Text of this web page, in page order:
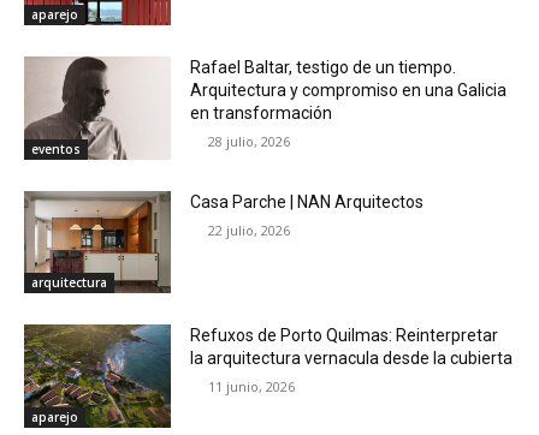
aparejo
eventos
Rafael Baltar, testigo de un tiempo.
Arquitectura y compromiso en una Galicia
en transformación
28 julio, 2026
arquitectura
Casa Parche | NAN Arquitectos
22 julio, 2026
aparejo
Refuxos de Porto Quilmas: Reinterpretar
la arquitectura vernacula desde la cubierta
11 junio, 2026